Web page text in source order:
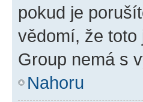
pokud je
vědomí, že toto
Group nemá s
Nahoru